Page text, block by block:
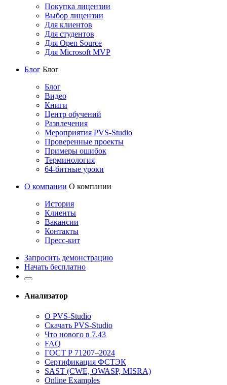
Покупка лицензии
Выбор лицензии
Для клиентов
Для студентов
Для Open Source
Для Microsoft MVP
Блог Блог
Блог
Видео
Книги
Центр обучений
Развлечения
Мероприятия PVS-Studio
Проверенные проекты
Примеры ошибок
Терминология
64-битные уроки
О компании О компании
История
Клиенты
Вакансии
Контакты
Пресс-кит
Запросить демонстрацию
Начать бесплатно
Анализатор
О PVS-Studio
Скачать PVS-Studio
Что нового в 7.43
FAQ
ГОСТ Р 71207–2024
Сертификация ФСТЭК
SAST (CWE, OWASP, MISRA)
Online Examples